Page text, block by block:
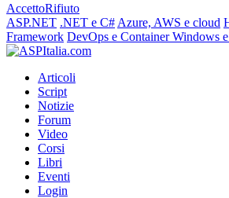
AccettoRifiuto
ASP.NET .NET e C# Azure, AWS e cloud
Framework DevOps e ContainerWindows
Articoli
Script
Notizie
Forum
Video
Corsi
Libri
Eventi
Login